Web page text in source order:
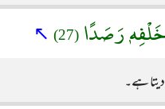
رَصَدًا (27)
↖
ہے۔